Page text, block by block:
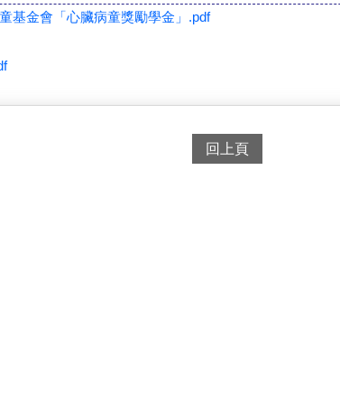
基金會「心臟病童獎勵學金」.pdf
回上頁